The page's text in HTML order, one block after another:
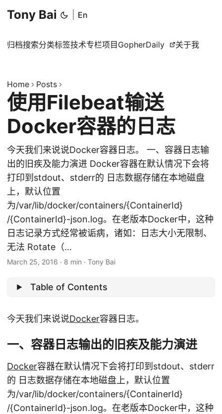
Tony Bai En
归档搜索分类标签技术专栏项目 GopherDaily 关于我
Home Posts
使用Filebeat输送
Docker容器的日志
今天我们来说说Docker容器日志。 一、容器日志输
出的旧疾及能力演进 Docker容器在默认情况下会将
打印到stdout、stderr的 日志数据存储在本地磁盘
上，默认位置
为/var/lib/docker/containers/{ContainerId}
/{ContainerId}-json.log。在老版本Docker中，这种
日志记录方式经常被诟病，诸如：日志大小无限制、
无法 Rotate（...
March 25, 2016 · 8 min · Tony Bai
Table of Contents
今天我们来说说Docker容器日志。
一、容器日志输出的旧疾及能力演进
Docker容器在默认情况下会将打印到stdout、stderr
的 日志数据存储在本地磁盘上，默认位置
为/var/lib/docker/containers/{ContainerId}
/{ContainerId}-json.log。在老版本Docker中，这种